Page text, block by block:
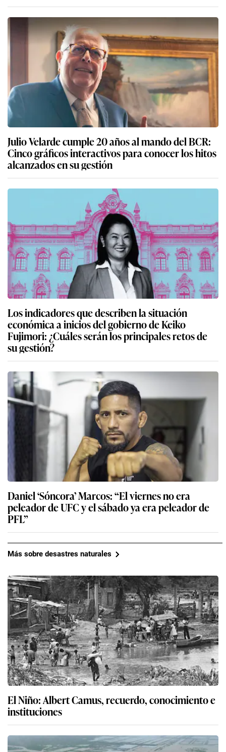
Julio Velarde cumple 20 años al mando del BCR:
Cinco gráficos interactivos para conocer los hitos
alcanzados en su gestión
Los indicadores que describen la situación
económica a inicios del gobierno de Keiko
Fujimori: ¿Cuáles serán los principales retos de
su gestión?
Daniel ‘Sóncora’ Marcos: “El viernes no era
peleador de UFC y el sábado ya era peleador de
PFL”
Más sobre desastres naturales
El Niño: Albert Camus, recuerdo, conocimiento e
instituciones